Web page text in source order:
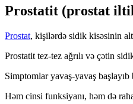
Prostatit (prostat
Prostat, kişilərdə sidik kisəsinin
Prostatit tez-tez ağrılı və çətin
Simptomlar yavaş-yavaş
Həm cinsi funksiyanı, həm də